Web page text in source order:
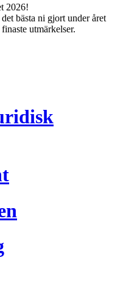
2026!
bästa ni gjort under året
utmärkelser.